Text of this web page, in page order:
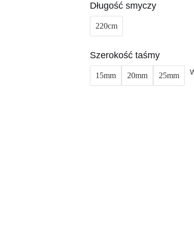
Długość smyczy
220cm
Szerokość taśmy
15mm 20mm 25mm